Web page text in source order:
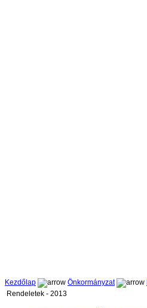
Kezdőlap Önkormányzat
Rendeletek - 2013